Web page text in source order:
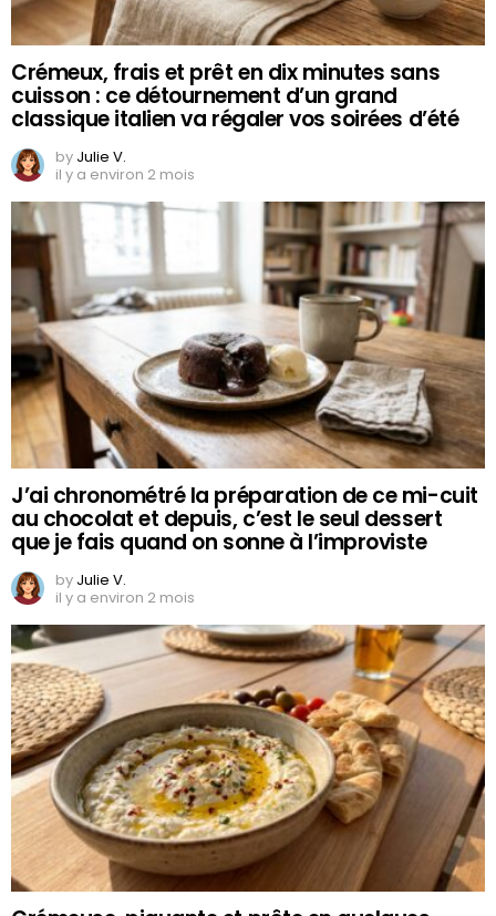
Crémeux, frais et prêt en dix minutes sans
cuisson : ce détournement d’un grand
classique italien va régaler vos soirées d’été
by Julie V.
il y a environ 2 mois
J’ai chronométré la préparation de ce mi-cuit
au chocolat et depuis, c’est le seul dessert
que je fais quand on sonne à l’improviste
by Julie V.
il y a environ 2 mois